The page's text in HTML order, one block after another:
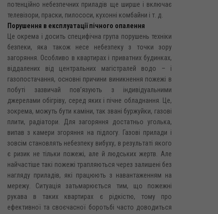
потенційно небезпечних приладів ще ширше і включає
телевізори, праски, пилососи, кухонні комбайни і т. д.
Порушення в експлуатації пічного опалення
Це окрема і досить специфічна група порушень техніки
безпеки, яка також несе небезпеку з точки зору
загоряння. Особливо в квартирах і приватних будинках,
віддалених від центральних магістралей водо – і
газопостачання, основні причини виникнення пожежі в
побуті зазвичай пов’язують з індивідуальними
джерелами обігріву, серед яких і пічне обладнання. Це,
зокрема, можуть бути каміни, так звані буржуйки, газові
плити, радіатори. Для загоряння достатньо уголька,
випав з камери згоряння на підлогу. Газові прилади і
зовсім становлять небезпеку вибуху, в результаті якого
є ризик не тільки пожежі, але й людських жертв. Але
найчастіше такі пожежі трапляються через залишені без
нагляду приладів, які працюють з навантаженням на
мережу. Ситуація затьмарюється тим, що пожежні
рукава в таких квартирах є рідкістю, тому про
ефективної та своєчасної боротьбі часто доводиться